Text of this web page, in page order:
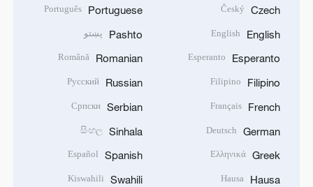
Czech
Český
English
English
Esperanto
Esperanto
Filipino
Filipino
French
Français
German
Deutsch
Greek
Ελληνικά
Hausa
Hausa
Portuguese
Português
Pashto پښتو
Romanian
Română
Russian
Русский
Serbian
Српски
Sinhala
සිංහල
Spanish
Español
Swahili
Kiswahili